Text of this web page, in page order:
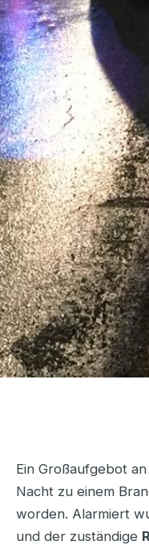
Ein Großaufgebot
Nacht zu einem
worden. Alarmiert
und der zuständige